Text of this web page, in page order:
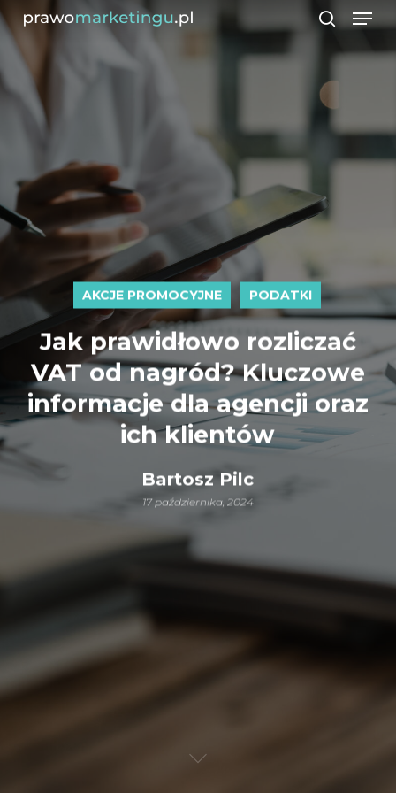
Skip
to
main
content
AKCJE PROMOCYJNE PODATKI
Jak prawidłowo rozliczać
VAT od nagród? Kluczowe
informacje dla agencji oraz
ich klientów
Bartosz Pilc
17 października, 2024
Close